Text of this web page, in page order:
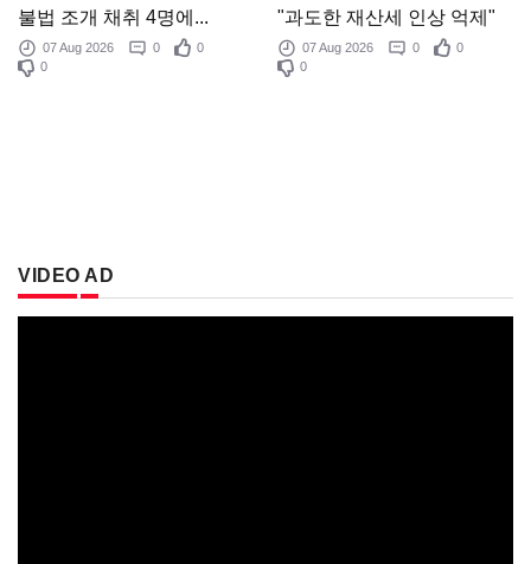
불법 조개 채취 4명에...
07 Aug 2026 0
0
0
"과도한 재산세 인상 억제"
07 Aug 2026 0
0
0
VIDEO AD